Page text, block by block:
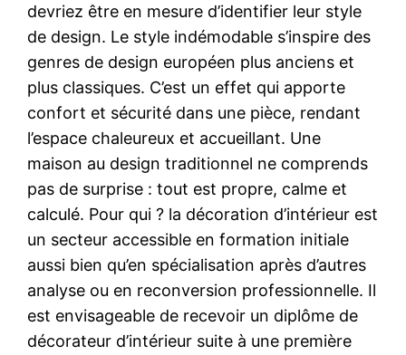
devriez être en mesure d’identifier leur style
de design. Le style indémodable s’inspire des
genres de design européen plus anciens et
plus classiques. C’est un effet qui apporte
confort et sécurité dans une pièce, rendant
l’espace chaleureux et accueillant. Une
maison au design traditionnel ne comprends
pas de surprise : tout est propre, calme et
calculé. Pour qui ? la décoration d’intérieur est
un secteur accessible en formation initiale
aussi bien qu’en spécialisation après d’autres
analyse ou en reconversion professionnelle. Il
est envisageable de recevoir un diplôme de
décorateur d’intérieur suite à une première